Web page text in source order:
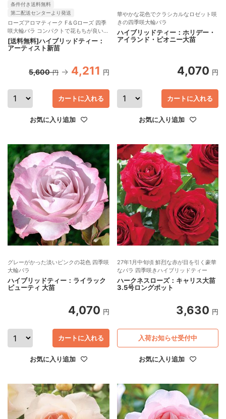
条件付き送料無料
第二配送センターより発送
ローズアロマティーク F＆Gローズ 四季
咲大輪バラ コンパクトで花もちが良い香
りのバラ
[送料無料]ハイブリッドティー：
アーティスト新苗
5,600 円 4,211 円
カートに入れる
お気に入り追加
華やかな花色でクラシカルなロゼット咲
きの四季咲大輪バラ
ハイブリッドティー：ホリデー・
アイランド・ピオニー大苗
4,070 円
カートに入れる
お気に入り追加
グレーがかった淡いピンクの花色 四季咲
大輪バラ
ハイブリッドティー：ライラック
ビューティ 大苗
4,070 円
カートに入れる
お気に入り追加
27年1月中旬頃 鮮烈な赤が目を引く豪華
なバラ 四季咲きハイブリッドティー
ハークネスローズ：キャリス大苗
3.5号ロングポット
3,630 円
お気に入り追加
入荷お知らせ受付中